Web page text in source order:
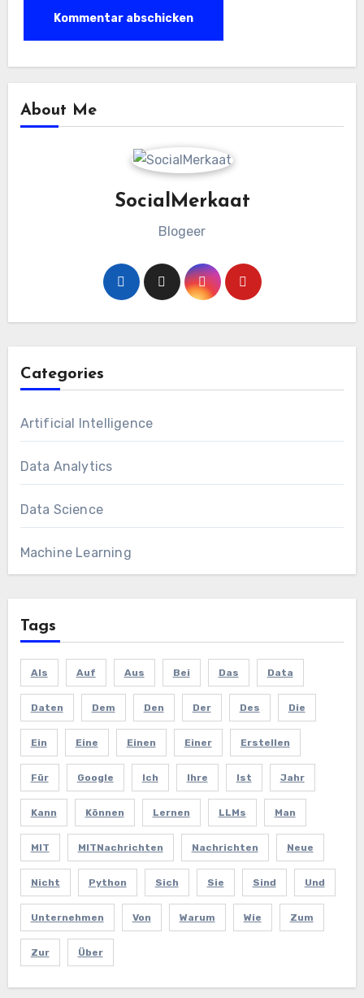
About Me
SocialMerkaat
Blogeer
Categories
Artificial Intelligence
Data Analytics
Data Science
Machine Learning
Tags
Als Auf Aus Bei Das Data
Daten Dem Den Der Des Die
Ein Eine Einen Einer Erstellen
Für Google Ich Ihre Ist Jahr
Kann Können Lernen LLMs Man
MIT MITNachrichten Nachrichten Neue
Nicht Python Sich Sie Sind Und
Unternehmen Von Warum Wie Zum
Zur Über